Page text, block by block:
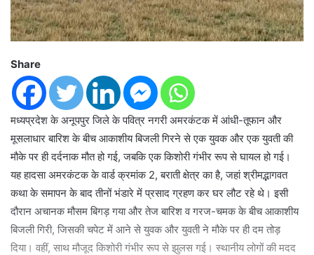
Share
मध्यप्रदेश के अनूपपुर जिले के पवित्र नगरी अमरकंटक में आंधी-तूफान और
मूसलाधार बारिश के बीच आकाशीय बिजली गिरने से एक युवक और एक युवती की
मौके पर ही दर्दनाक मौत हो गई, जबकि एक किशोरी गंभीर रूप से घायल हो गई।
यह हादसा अमरकंटक के वार्ड क्रमांक 2, बराती क्षेत्र का है, जहां श्रीमद्भागवत
कथा के समापन के बाद तीनों भंडारे में प्रसाद ग्रहण कर घर लौट रहे थे। इसी
दौरान अचानक मौसम बिगड़ गया और तेज बारिश व गरज-चमक के बीच आकाशीय
बिजली गिरी, जिसकी चपेट में आने से युवक और युवती ने मौके पर ही दम तोड़
दिया। वहीं, साथ मौजूद किशोरी गंभीर रूप से झुलस गई। स्थानीय लोगों की मदद